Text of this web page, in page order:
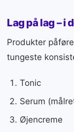
Lag på lag –
Produkter
tungeste
Tonic
Serum
Øjencreme